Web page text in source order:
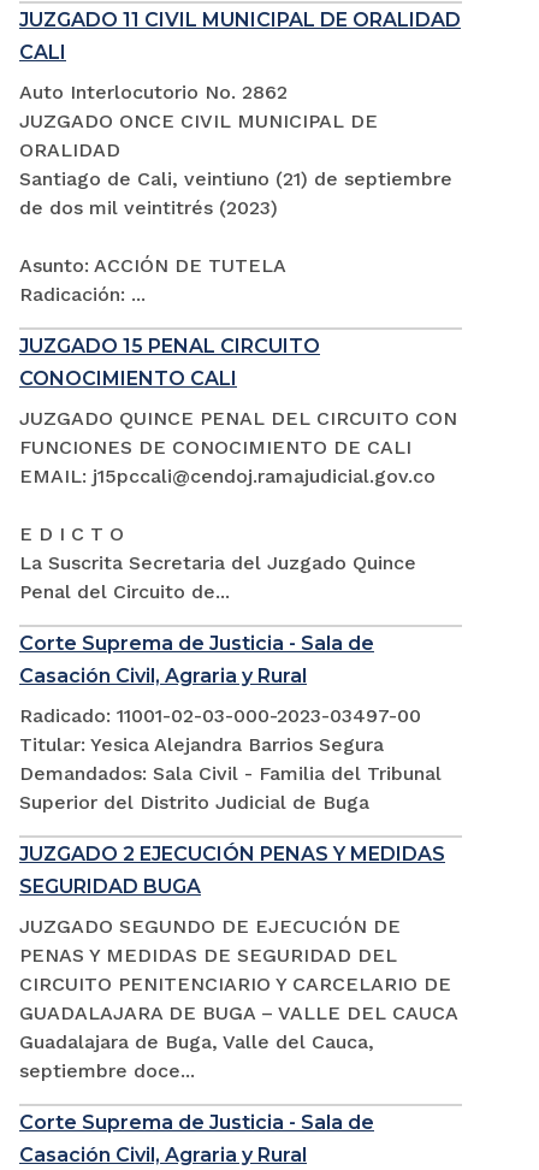
JUZGADO 11 CIVIL MUNICIPAL DE ORALIDAD
CALI
Auto Interlocutorio No. 2862
JUZGADO ONCE CIVIL MUNICIPAL DE
ORALIDAD
Santiago de Cali, veintiuno (21) de septiembre
de dos mil veintitrés (2023)
Asunto: ACCIÓN DE TUTELA
Radicación: ...
JUZGADO 15 PENAL CIRCUITO
CONOCIMIENTO CALI
JUZGADO QUINCE PENAL DEL CIRCUITO CON
FUNCIONES DE CONOCIMIENTO DE CALI
EMAIL: j15pccali@cendoj.ramajudicial.gov.co
E D I C T O
La Suscrita Secretaria del Juzgado Quince
Penal del Circuito de...
Corte Suprema de Justicia - Sala de
Casación Civil, Agraria y Rural
Radicado: 11001-02-03-000-2023-03497-00
Titular: Yesica Alejandra Barrios Segura
Demandados: Sala Civil - Familia del Tribunal
Superior del Distrito Judicial de Buga
JUZGADO 2 EJECUCIÓN PENAS Y MEDIDAS
SEGURIDAD BUGA
JUZGADO SEGUNDO DE EJECUCIÓN DE
PENAS Y MEDIDAS DE SEGURIDAD DEL
CIRCUITO PENITENCIARIO Y CARCELARIO DE
GUADALAJARA DE BUGA – VALLE DEL CAUCA
Guadalajara de Buga, Valle del Cauca,
septiembre doce...
Corte Suprema de Justicia - Sala de
Casación Civil, Agraria y Rural